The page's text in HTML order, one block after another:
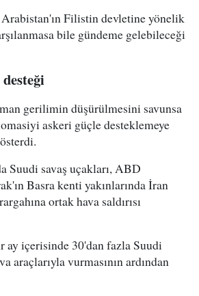
Filistin devletine yönelik
bile gündeme gelebileceği
gerilimin düşürülmesini savunsa
askeri güçle desteklemeye
Suudi savaş uçakları, ABD
Basra kenti yakınlarında İran
ortak hava saldırısı
ay içerisinde 30'dan fazla Suudi
araçlarıyla vurmasının ardından